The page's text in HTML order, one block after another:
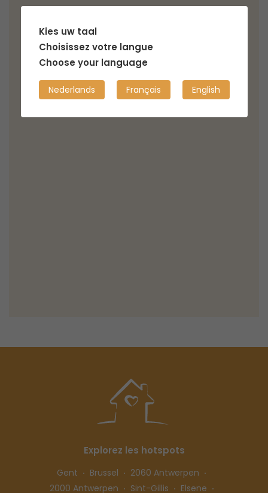
Explorez les hotspots
Gent Brussel
2060 Antwerpen
2000 Antwerpen
Sint-Gillis Elsene
Kies uw taal
Choisissez votre langue
Choose your language
Nederlands Français English